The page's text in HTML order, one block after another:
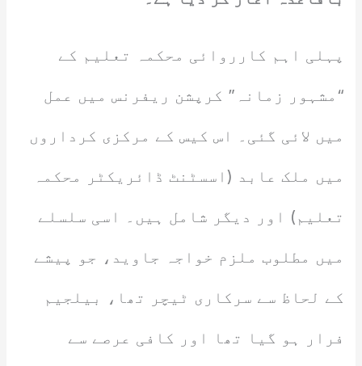
پہلی اہم کارروائی محکمہ تعلیم کے
“مشہور زمانہ” کرپشن ریفرنس میں عمل
میں لائی گئی۔ اس کیس کے مرکزی کرداروں
میں ملک عابد (اسسٹنٹ ڈائریکٹر محکمہ
تعلیم) اور دیگر شامل ہیں۔ اسی سلسلے
میں مطلوب ملزم خواجہ جاوید، جو پیشے
کے لحاظ سے سرکاری ٹیچر تھا، بیلجیم
فرار ہو گیا تھا اور کافی عرصے سے